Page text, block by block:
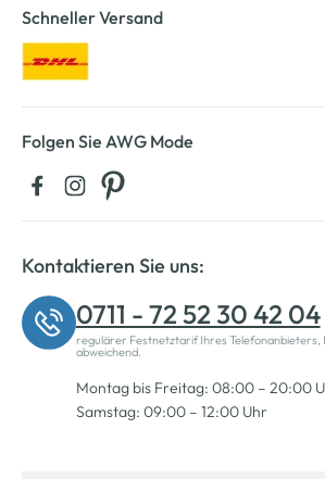
Schneller Versand
Folgen Sie AWG Mode
Kontaktieren Sie uns:
0711 - 72 52 30 42 04
regulärer Festnetztarif Ihres Telefonanbieters,
abweichend.
Montag bis Freitag: 08:00 – 20:00
Samstag: 09:00 – 12:00 Uhr